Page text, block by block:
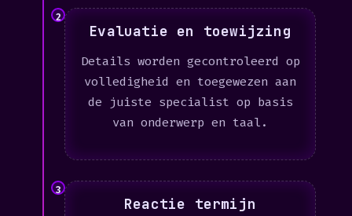
2
Evaluatie en toewijzing
Details worden gecontroleerd op
volledigheid en toegewezen aan
de juiste specialist op basis
van onderwerp en taal.
3
Reactie termijn